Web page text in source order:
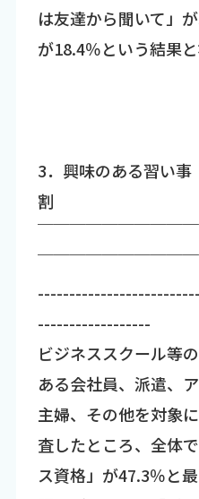
は友達から聞いて」
が18.4％という結果と
3．興味のある習い
割
￣￣￣￣￣￣￣￣￣
￣￣￣￣￣￣￣￣￣
------------------
ビジネススクール等
ある会社員、派遣、ア
主婦、その他を対象
査したところ、全体
ス資格」が47.3％と